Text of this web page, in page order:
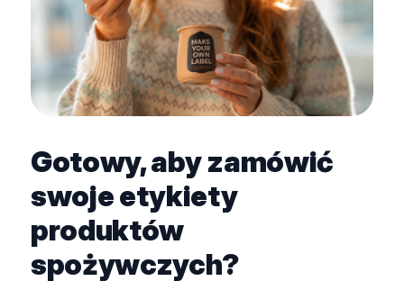
Gotowy, aby zamówić
swoje etykiety
produktów
spożywczych?